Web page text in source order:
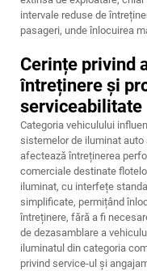
intervale reduse de
pasageri, unde înlocuirea
Cerințe privind
întreținere și
serviceabilitate
Categoria vehiculului
sistemelor de iluminat
afectează întreținerea
comerciale destinate
iluminat, cu interfețe
simplificate, permițând
întreținere, fără a fi
de dezasamblare a
iluminatul din categoria
privind service-ul și